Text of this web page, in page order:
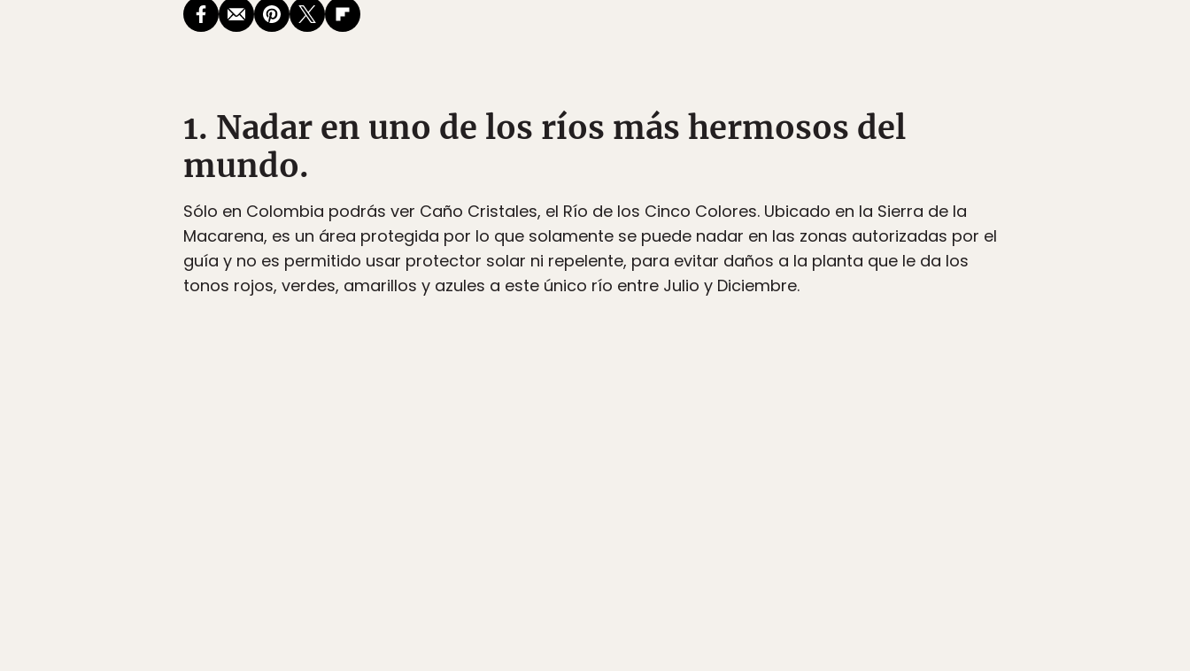
1. Nadar en uno de los ríos más hermosos del
mundo.
Sólo en Colombia podrás ver Caño Cristales, el Río de los Cinco Colores. Ubicado en la Sierra de la
Macarena, es un área protegida por lo que solamente se puede nadar en las zonas autorizadas por el
guía y no es permitido usar protector solar ni repelente, para evitar daños a la planta que le da los
tonos rojos, verdes, amarillos y azules a este único río entre Julio y Diciembre.